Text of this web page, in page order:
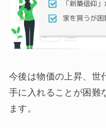
今後は物価の上昇、世
手に入れることが困難
ます。